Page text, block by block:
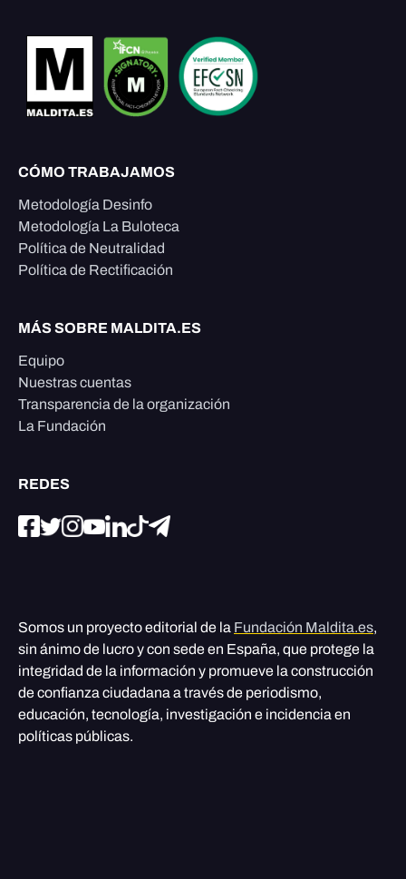
CÓMO TRABAJAMOS
Metodología Desinfo
Metodología La Buloteca
Política de Neutralidad
Política de Rectificación
MÁS SOBRE MALDITA.ES
Equipo
Nuestras cuentas
Transparencia de la organización
La Fundación
REDES
Somos un proyecto editorial de la Fundación Maldita.es,
sin ánimo de lucro y con sede en España, que protege la
integridad de la información y promueve la construcción
de confianza ciudadana a través de periodismo,
educación, tecnología, investigación e incidencia en
políticas públicas.